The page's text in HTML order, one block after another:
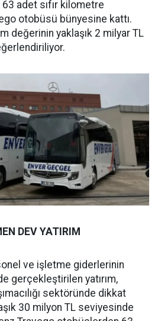
adet sıfır kilometre
otobüsü bünyesine kattı.
değerinin yaklaşık 2 milyar TL
DEV YATIRIM
ve işletme giderlerinin
gerçekleştirilen yatırım,
sektöründe dikkat
30 milyon TL seviyesinde